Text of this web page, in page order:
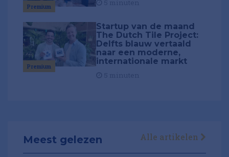
Premium
Premium
Startup van de maand
The Dutch Tile Project:
Delfts blauw vertaald
naar een moderne,
internationale markt
Meest gelezen Alle artikelen